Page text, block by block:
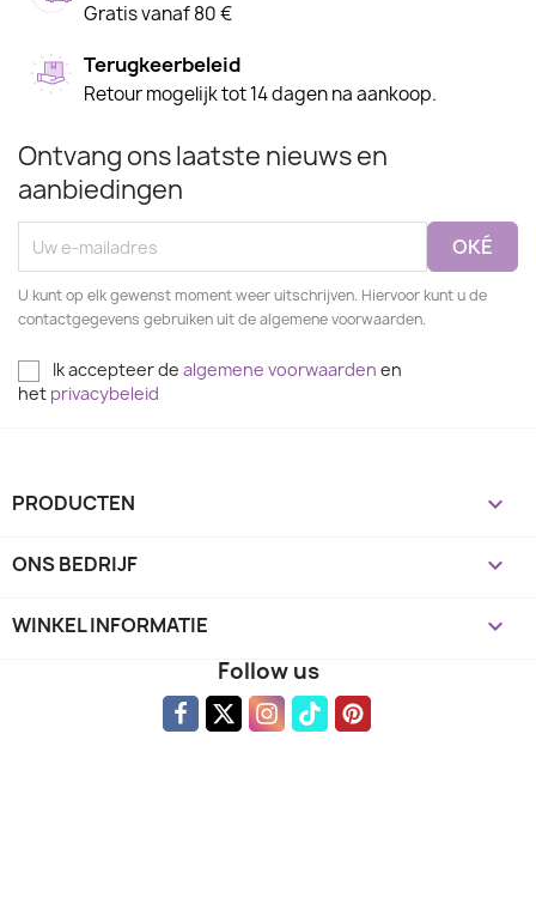
Gratis vanaf 80 €
Terugkeerbeleid
Retour mogelijk tot 14 dagen na aankoop.
Ontvang ons laatste nieuws en
aanbiedingen
U kunt op elk gewenst moment weer uitschrijven. Hiervoor kunt u de
contactgegevens gebruiken uit de algemene voorwaarden.
Ik accepteer de algemene voorwaarden en
het privacybeleid
PRODUCTEN 
ONS BEDRIJF 
WINKEL INFORMATIE keyboard_arrow_down
Follow us